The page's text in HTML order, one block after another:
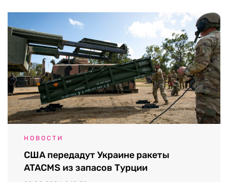
НОВОСТИ
США передадут Украине ракеты
ATACMS из запасов Турции